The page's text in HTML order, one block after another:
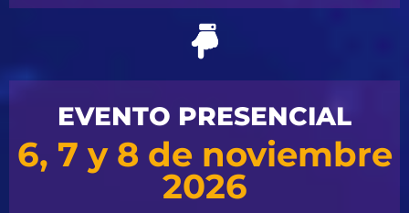
EVENTO PRESENCIAL
6, 7 y 8 de noviembre
2026